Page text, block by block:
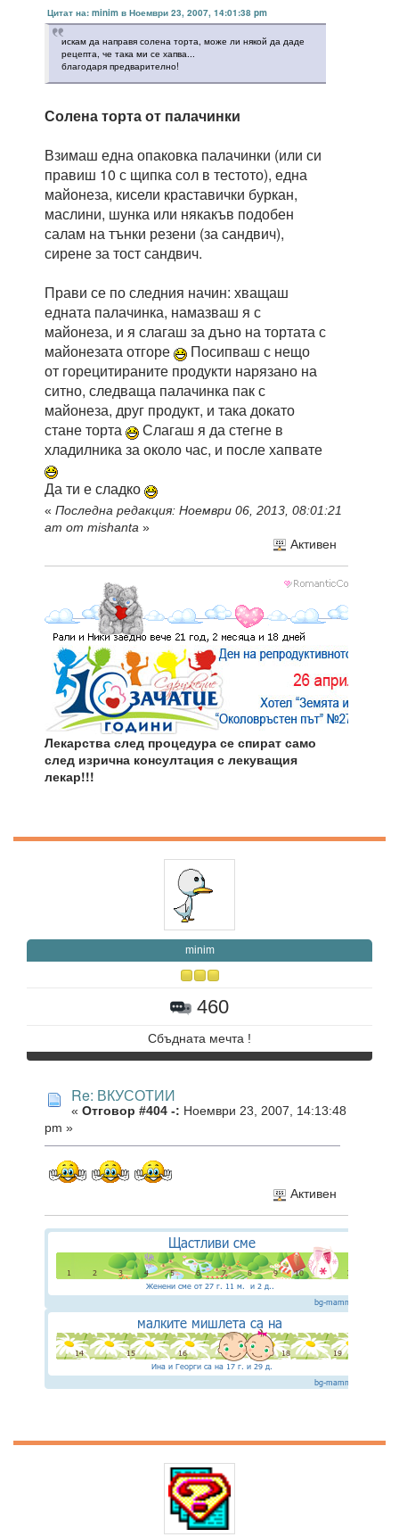
Цитат на: minim в Ноември 23, 2007, 14:01:38 pm
искам да направя солена торта, може ли някой да даде
рецепта, че така ми се хапва...
благодаря предварително!
Солена торта от палачинки
Взимаш една опаковка палачинки (или си
правиш 10 с щипка сол в тестото), една
майонеза, кисели краставички буркан,
маслини, шунка или някакъв подобен
салам на тънки резени (за сандвич),
сирене за тост сандвич.
Прави се по следния начин: хващаш
едната палачинка, намазваш я с
майонеза, и я слагаш за дъно на тортата с
майонезата отгоре
Посипваш с нещо
от горецитираните продукти нарязано на
ситно, следваща палачинка пак с
майонеза, друг продукт, и така докато
стане торта
Слагаш я да стегне в
хладилника за около час, и после хапвате
Да ти е сладко
« Последна редакция: Ноември 06, 2013, 08:01:21
am от mishanta »
Активен
Лекарства след процедура се спират само
след изрична консултация с лекуващия
лекар!!!
minim
460
Сбъдната мечта !
Re: ВКУСОТИИ
« Отговор #404 -: Ноември 23, 2007, 14:13:48
pm »
Активен